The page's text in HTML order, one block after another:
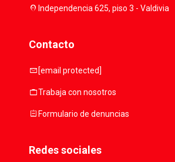
location_onIndependencia 625, piso 3 - Valdivia
Contacto
mail [email protected]
workTrabaja con nosotros
assignmentFormulario de denuncias
Redes sociales